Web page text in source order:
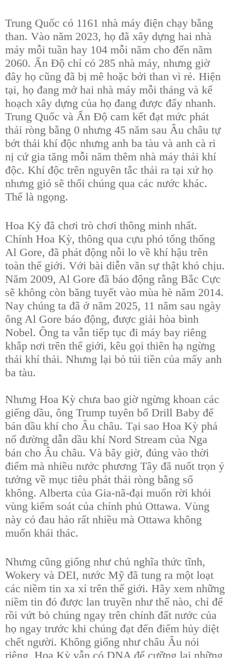
Trung Quốc có 1161 nhà máy điện chạy bằng
than. Vào năm 2023, họ đã xây dựng hai nhà
máy mỗi tuần hay 104 mỗi năm cho đến năm
2060. Ấn Độ chỉ có 285 nhà máy, nhưng giờ
đây họ cũng đã bị mê hoặc bởi than vì rẻ. Hiện
tại, họ đang mở hai nhà máy mỗi tháng và kế
hoạch xây dựng của họ đang được đẩy nhanh.
Trung Quốc và Ấn Độ cam kết đạt mức phát
thải ròng bằng 0 nhưng 45 năm sau Âu châu tự
bớt thải khí độc nhưng anh ba tàu và anh cà ri
nị cứ gia tăng mỗi năm thêm nhà máy thải khí
độc. Khí độc trên nguyên tắc thải ra tại xứ họ
nhưng gió sẽ thổi chúng qua các nước khác.
Thế là ngọng.
Hoa Kỳ đã chơi trò chơi thông minh nhất.
Chính Hoa Kỳ, thông qua cựu phó tổng thống
Al Gore, đã phát động nỗi lo về khí hậu trên
toàn thế giới. Với bài diễn văn sự thật khó chịu.
Năm 2009, Al Gore đã báo động rằng Bắc Cực
sẽ không còn băng tuyết vào mùa hè năm 2014.
Nay chúng ta đã ở năm 2025, 11 năm sau ngày
ông Al Gore báo động, được giải hòa bình
Nobel. Ông ta vẫn tiếp tục đi máy bay riêng
khắp nơi trên thế giới, kêu gọi thiên hạ ngừng
thải khí thải. Nhưng lại bỏ túi tiền của mấy anh
ba tàu.
Nhưng Hoa Kỳ chưa bao giờ ngừng khoan các
giếng dầu, ông Trump tuyên bố Drill Baby để
bán dầu khí cho Âu châu. Tại sao Hoa Kỳ phá
nổ đường dẫn dầu khí Nord Stream của Nga
bán cho Âu châu. Và bây giờ, đúng vào thời
điểm mà nhiều nước phương Tây đã nuốt trọn ý
tưởng về mục tiêu phát thải ròng bằng số
không. Alberta của Gia-nã-đại muốn rời khỏi
vùng kiểm soát của chính phủ Ottawa. Vùng
này có đau hảo rất nhiều mà Ottawa không
muốn khái thác.
Nhưng cũng giống như chủ nghĩa thức tĩnh,
Wokery và DEI, nước Mỹ đã tung ra một loạt
các niềm tin xa xỉ trên thế giới. Hãy xem những
niềm tin đó được lan truyền như thế nào, chỉ để
rồi vứt bỏ chúng ngay trên chính đất nước của
họ ngay trước khi chúng đạt đến điểm hủy diệt
chết người. Không giống như châu Âu nói
riêng, Hoa Kỳ vẫn có DNA để cưỡng lại những